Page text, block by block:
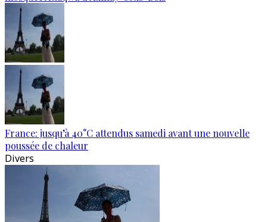
France: jusqu’à 40°C attendus samedi avant une nouvelle
poussée de chaleur
Divers